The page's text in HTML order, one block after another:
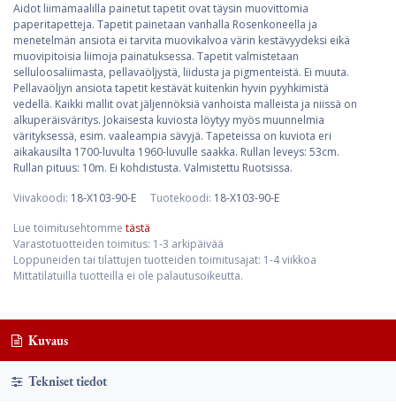
Aidot liimamaalilla painetut tapetit ovat täysin muovittomia
paperitapetteja. Tapetit painetaan vanhalla Rosenkoneella ja
menetelmän ansiota ei tarvita muovikalvoa värin kestävyydeksi eikä
muovipitoisia liimoja painatuksessa. Tapetit valmistetaan
selluloosaliimasta, pellavaöljystä, liidusta ja pigmenteistä. Ei muuta.
Pellavaöljyn ansiota tapetit kestävät kuitenkin hyvin pyyhkimistä
vedellä. Kaikki mallit ovat jäljennöksiä vanhoista malleista ja niissä on
alkuperäisväritys. Jokaisesta kuviosta löytyy myös muunnelmia
värityksessä, esim. vaaleampia sävyjä. Tapeteissa on kuviota eri
aikakausilta 1700-luvulta 1960-luvulle saakka. Rullan leveys: 53cm.
Rullan pituus: 10m. Ei kohdistusta. Valmistettu Ruotsissa.
Viivakoodi: 18-X103-90-E Tuotekoodi: 18-X103-90-E
Lue toimitusehtomme tästä
Varastotuotteiden toimitus: 1-3 arkipäivää
Loppuneiden tai tilattujen tuotteiden toimitusajat: 1-4 viikkoa
Mittatilatuilla tuotteilla ei ole palautusoikeutta.
Kuvaus
Tekniset tiedot